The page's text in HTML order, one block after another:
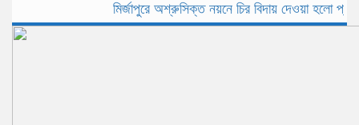
মির্জাপুরে অশ্রুসিক্ত নয়নে চির বিদায় দেওয়া হলো প্রবীন